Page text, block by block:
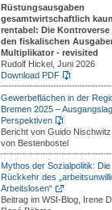
Rüstungsausgaben
gesamtwirtschaftlich
rentabel: Die Kontroverse
den fiskalischen
Multiplikator - revisited
Rudolf Hickel, Juni 2026
Download PDF
Gewerbeflächen in der
Bremen 2025 –
Perspektiven
Bericht von Guido
von Bestenbostel
Mythos der Sozialpolitik: Die
Rückkehr des
Arbeitslosen“
Beitrag im WSI-Blog, Irene